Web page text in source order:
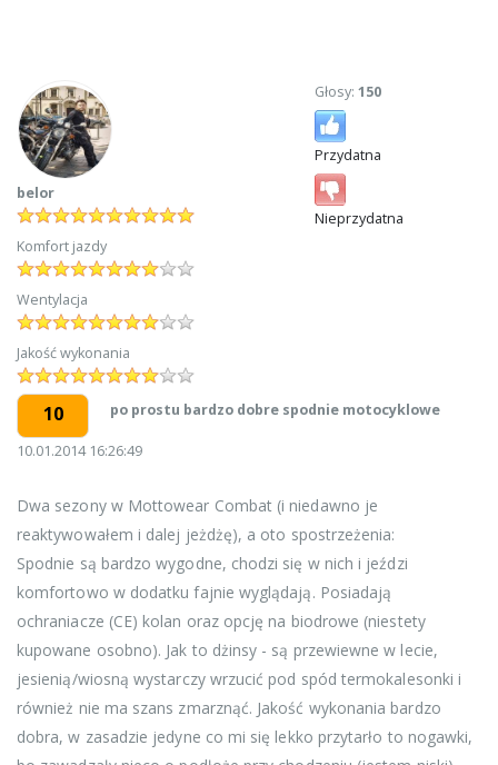
belor
Komfort jazdy
Wentylacja
Jakość wykonania
Głosy: 150
Przydatna
Nieprzydatna
10 po prostu bardzo dobre spodnie motocyklowe
10.01.2014 16:26:49
Dwa sezony w Mottowear Combat (i niedawno je
reaktywowałem i dalej jeżdżę), a oto spostrzeżenia:
Spodnie są bardzo wygodne, chodzi się w nich i jeździ
komfortowo w dodatku fajnie wyglądają. Posiadają
ochraniacze (CE) kolan oraz opcję na biodrowe (niestety
kupowane osobno). Jak to dżinsy - są przewiewne w lecie,
jesienią/wiosną wystarczy wrzucić pod spód termokalesonki i
również nie ma szans zmarznąć. Jakość wykonania bardzo
dobra, w zasadzie jedyne co mi się lekko przytarło to nogawki,